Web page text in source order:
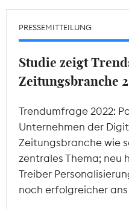
Mitgliederbereich
PRESSEMITTEILUNG
Studie zeigt
Zeitungsbranche
Trendumfrage 2022:
Unternehmen der
Zeitungsbranche wie
zentrales Thema; neu
Treiber
noch erfolgreicher